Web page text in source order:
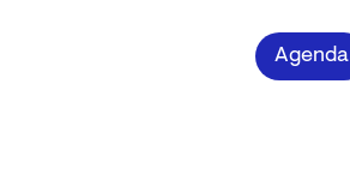
et de l'Image impriméeAgenda